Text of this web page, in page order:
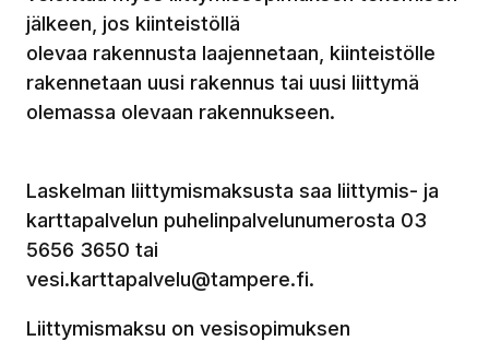
jälkeen, jos kiinteistöllä
olevaa rakennusta laajennetaan, kiinteistölle
rakennetaan uusi rakennus tai uusi liittymä
olemassa olevaan rakennukseen.
Laskelman liittymismaksusta saa liittymis- ja
karttapalvelun puhelinpalvelunumerosta 03
5656 3650 tai
vesi.karttapalvelu@tampere.fi.
Liittymismaksu on vesisopimuksen